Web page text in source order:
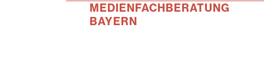
MEDIENFACHBERATUNG
BAYERN